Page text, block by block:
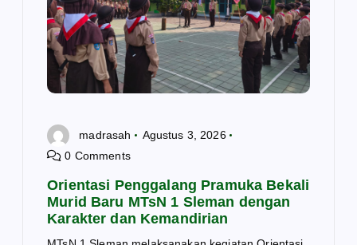
madrasah
Agustus 3, 2026
0 Comments
Orientasi Penggalang Pramuka Bekali
Murid Baru MTsN 1 Sleman dengan
Karakter dan Kemandirian